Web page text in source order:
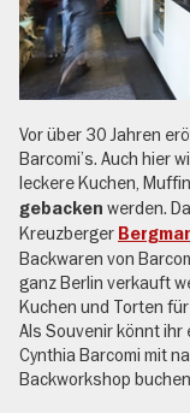
Vor über 30 Jahren
Barcomi’s. Auch hier
leckere Kuchen,
gebacken werden.
Kreuzberger
Backwaren von
ganz Berlin verkauft
Kuchen und Torten
Als Souvenir könnt ihr
Cynthia Barcomi mit
Backworkshop